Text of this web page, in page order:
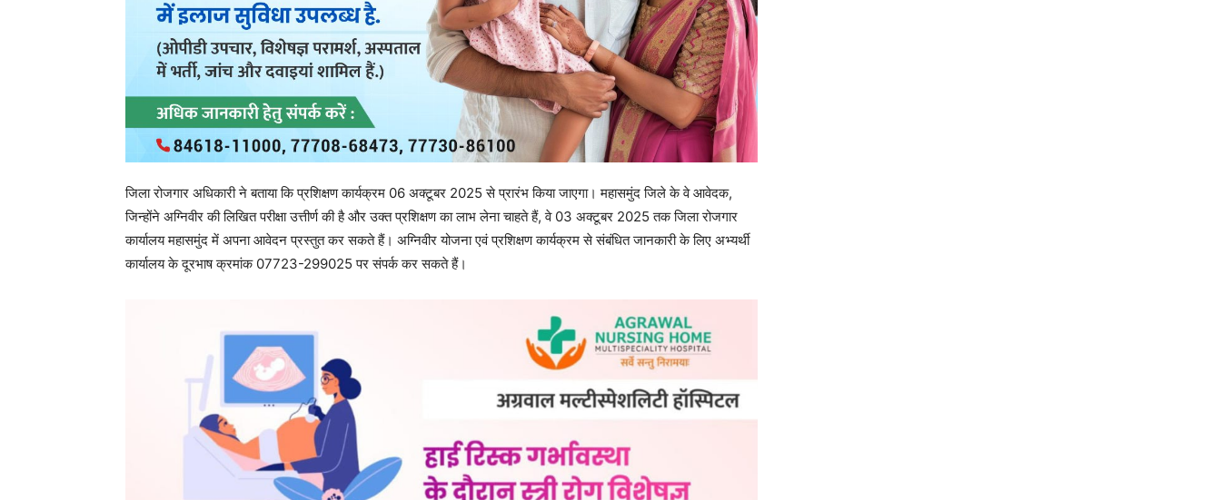
जिला रोजगार अधिकारी ने बताया कि प्रशिक्षण कार्यक्रम 06 अक्टूबर 2025 से प्रारंभ किया जाएगा। महासमुंद जिले के वे आवेदक,
जिन्होंने अग्निवीर की लिखित परीक्षा उत्तीर्ण की है और उक्त प्रशिक्षण का लाभ लेना चाहते हैं, वे 03 अक्टूबर 2025 तक जिला रोजगार
कार्यालय महासमुंद में अपना आवेदन प्रस्तुत कर सकते हैं। अग्निवीर योजना एवं प्रशिक्षण कार्यक्रम से संबंधित जानकारी के लिए अभ्यर्थी
कार्यालय के दूरभाष क्रमांक 07723-299025 पर संपर्क कर सकते हैं।